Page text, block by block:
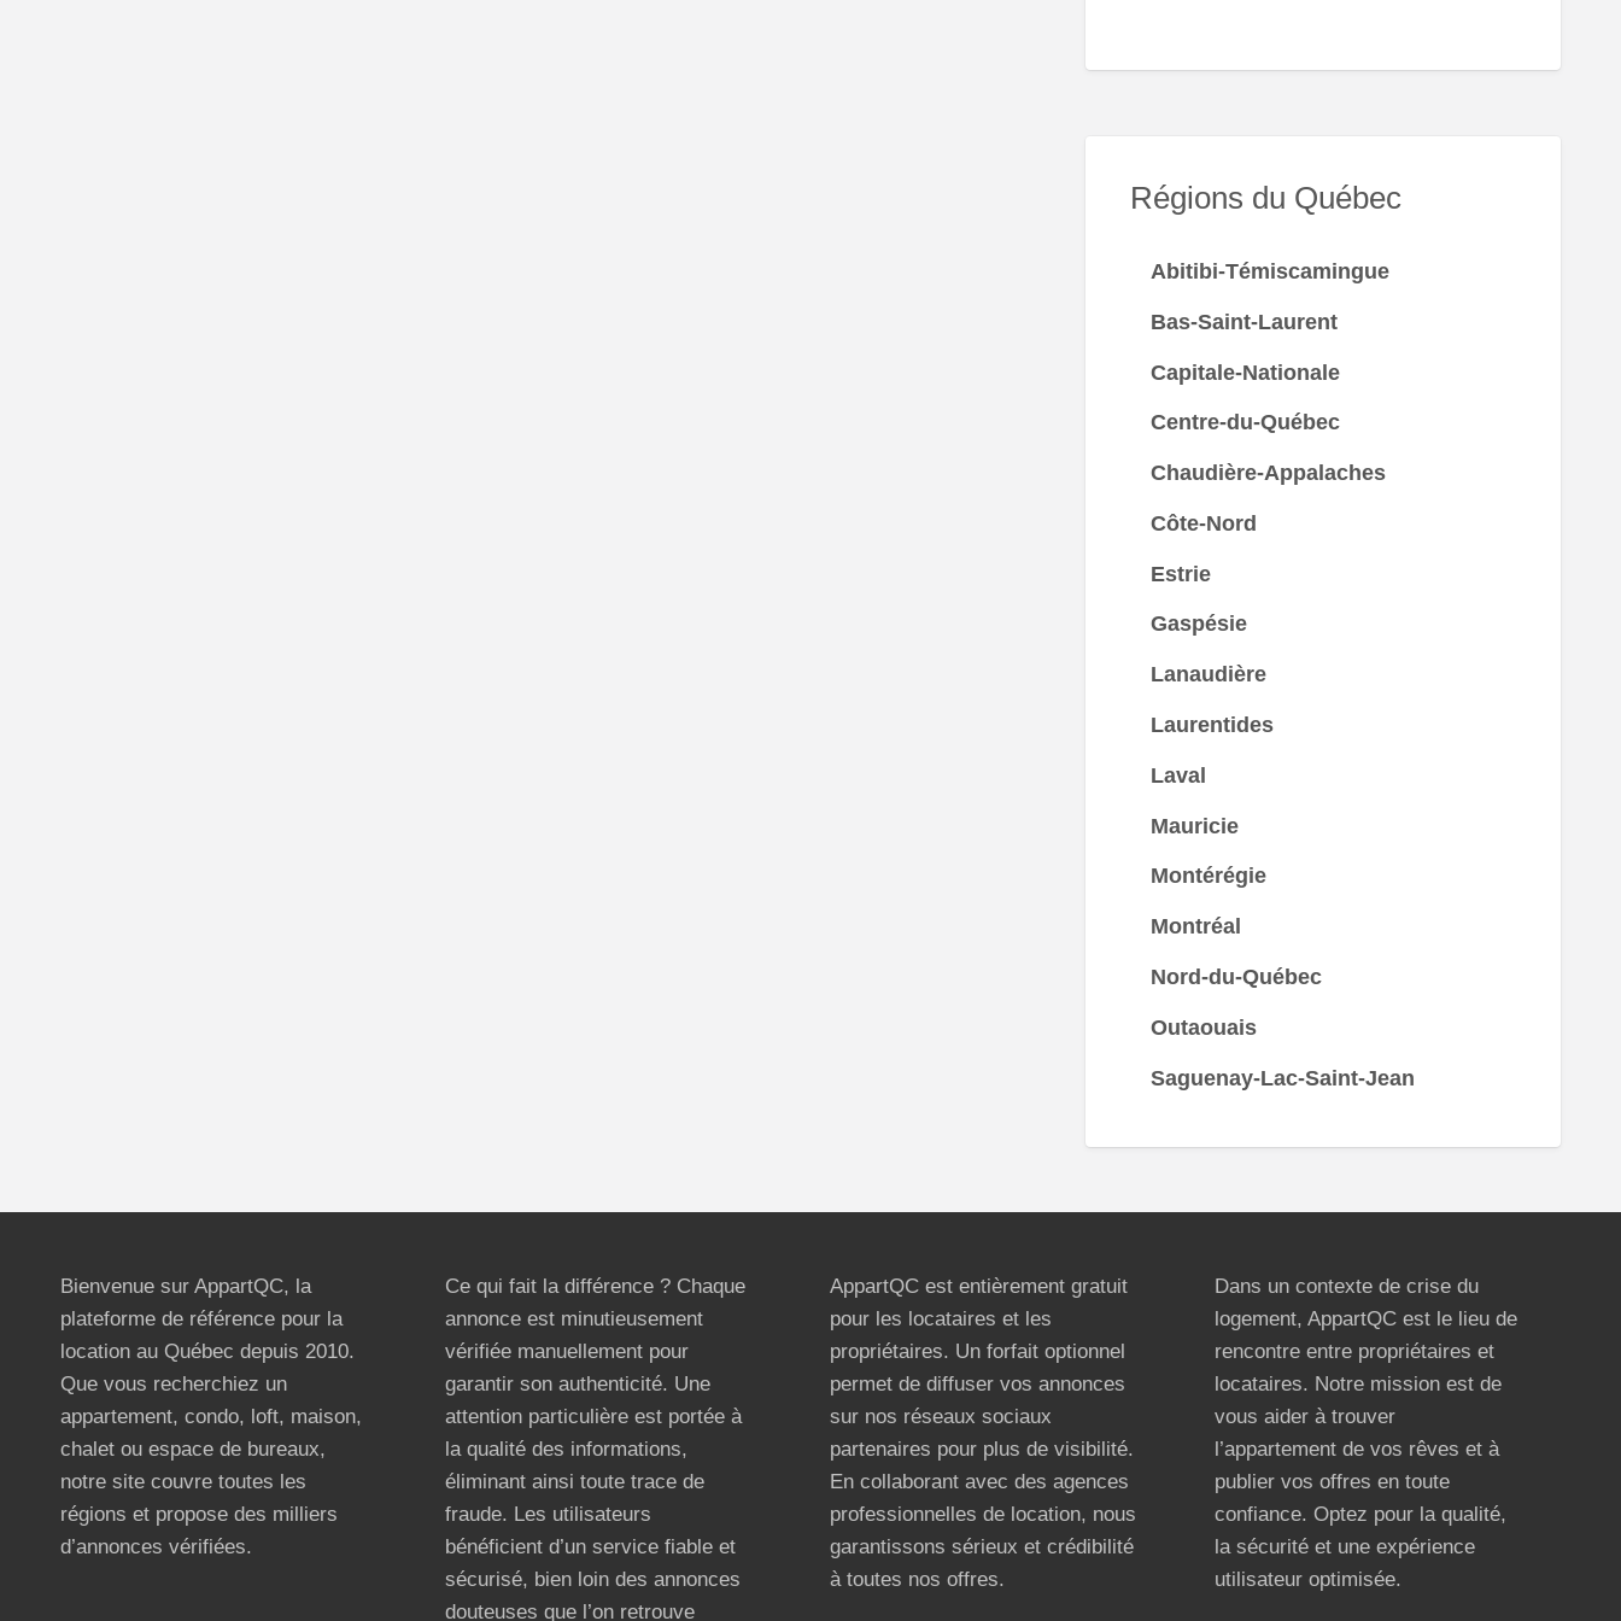
Régions du Québec
Abitibi-Témiscamingue
Bas-Saint-Laurent
Capitale-Nationale
Centre-du-Québec
Chaudière-Appalaches
Côte-Nord
Estrie
Gaspésie
Lanaudière
Laurentides
Laval
Mauricie
Montérégie
Montréal
Nord-du-Québec
Outaouais
Saguenay-Lac-Saint-Jean
Bienvenue sur AppartQC, la
plateforme de référence pour la
location au Québec depuis 2010.
Que vous recherchiez un
appartement, condo, loft, maison,
chalet ou espace de bureaux,
notre site couvre toutes les
régions et propose des milliers
d’annonces vérifiées.
Ce qui fait la différence ? Chaque
annonce est minutieusement
vérifiée manuellement pour
garantir son authenticité. Une
attention particulière est portée à
la qualité des informations,
éliminant ainsi toute trace de
fraude. Les utilisateurs
bénéficient d’un service fiable et
sécurisé, bien loin des annonces
douteuses que l’on retrouve
AppartQC est entièrement gratuit
pour les locataires et les
propriétaires. Un forfait optionnel
permet de diffuser vos annonces
sur nos réseaux sociaux
partenaires pour plus de visibilité.
En collaborant avec des agences
professionnelles de location, nous
garantissons sérieux et crédibilité
à toutes nos offres.
Dans un contexte de crise du
logement, AppartQC est le lieu de
rencontre entre propriétaires et
locataires. Notre mission est de
vous aider à trouver
l’appartement de vos rêves et à
publier vos offres en toute
confiance. Optez pour la qualité,
la sécurité et une expérience
utilisateur optimisée.